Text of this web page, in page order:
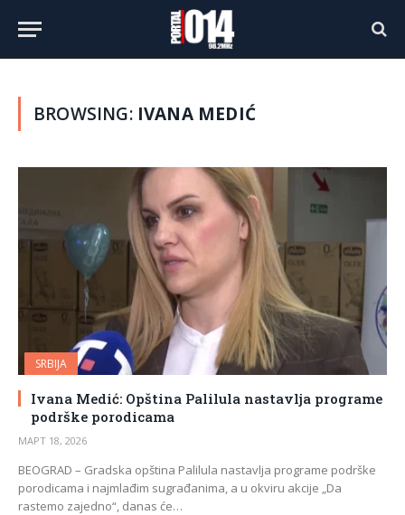
BROWSING: IVANA MEDIĆ
SRBIJA
Ivana Medić: Opština Palilula nastavlja programe
podrške porodicama
МАРТ 18, 2026
BEOGRAD – Gradska opština Palilula nastavlja programe podrške
porodicama i najmlađim sugrađanima, a u okviru akcije „Da
rastemo zajedno“, danas će…